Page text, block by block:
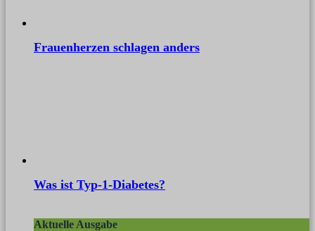
Frauenherzen schlagen anders
Was ist Typ-1-Diabetes?
Aktuelle Ausgabe